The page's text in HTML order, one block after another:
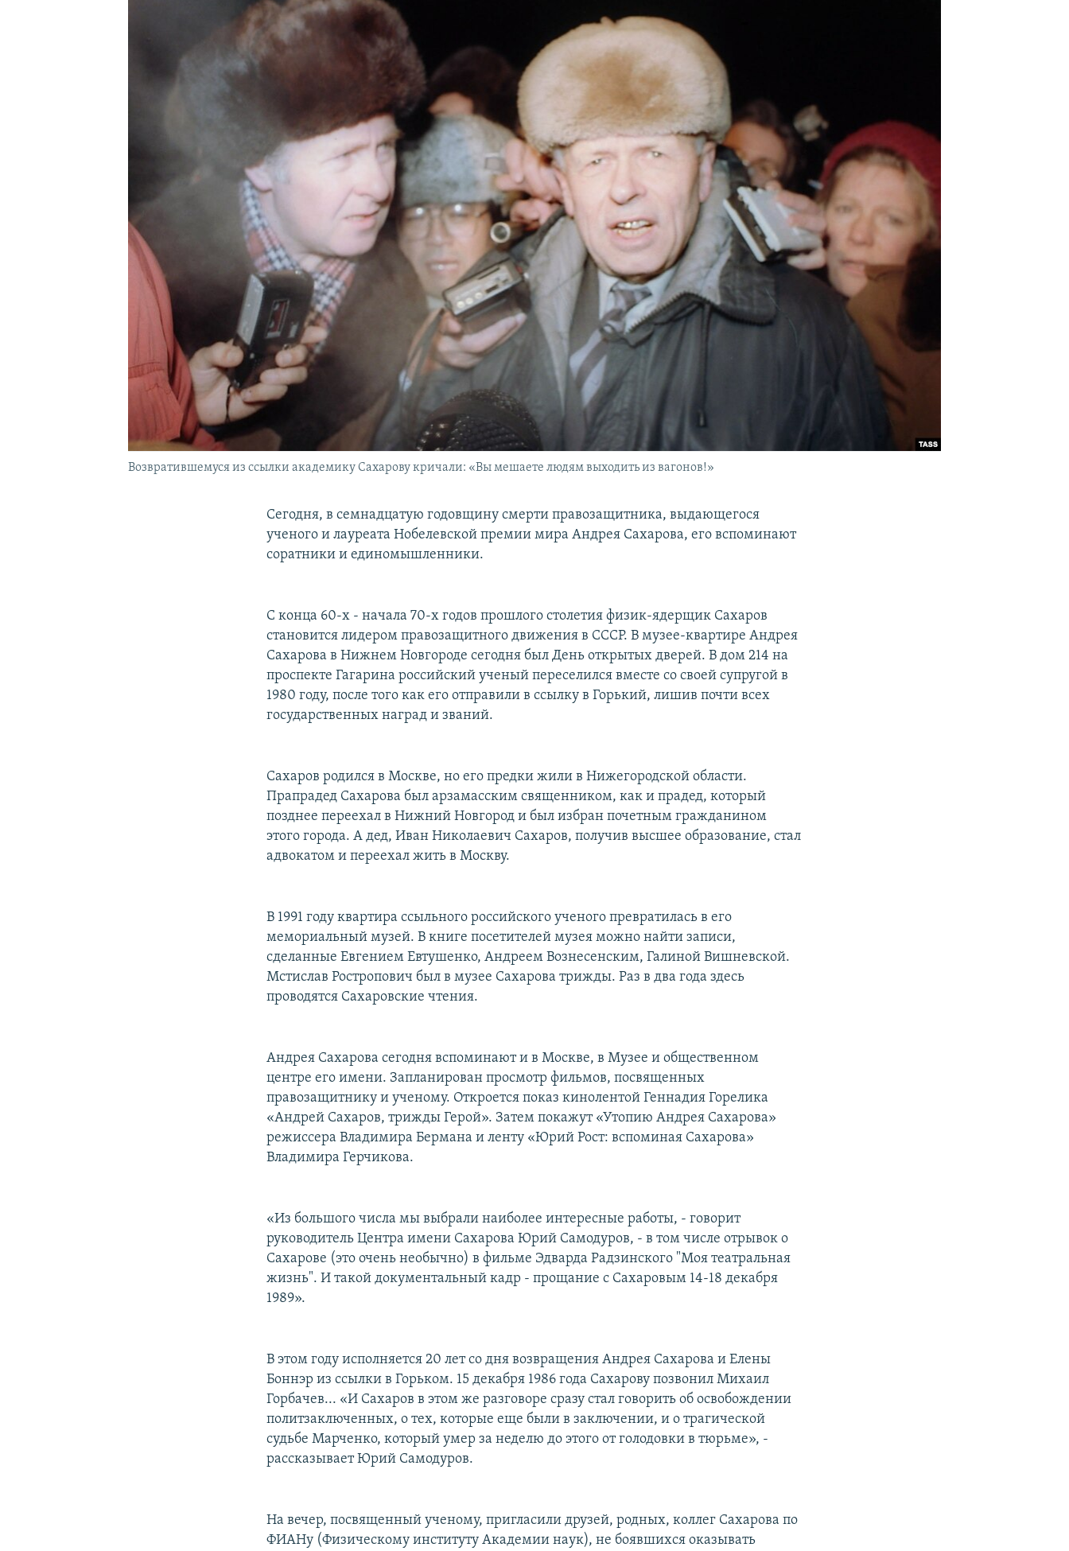
Возвратившемуся из ссылки академику Сахарову кричали: «Вы мешаете людям выходить из вагонов!»
Сегодня, в семнадцатую годовщину смерти правозащитника, выдающегося
ученого и лауреата Нобелевской премии мира Андрея Сахарова, его вспоминают
соратники и единомышленники.
С конца 60-х - начала 70-х годов прошлого столетия физик-ядерщик Сахаров
становится лидером правозащитного движения в СССР. В музее-квартире Андрея
Сахарова в Нижнем Новгороде сегодня был День открытых дверей. В дом 214 на
проспекте Гагарина российский ученый переселился вместе со своей супругой в
1980 году, после того как его отправили в ссылку в Горький, лишив почти всех
государственных наград и званий.
Сахаров родился в Москве, но его предки жили в Нижегородской области.
Прапрадед Сахарова был арзамасским священником, как и прадед, который
позднее переехал в Нижний Новгород и был избран почетным гражданином
этого города. А дед, Иван Николаевич Сахаров, получив высшее образование, стал
адвокатом и переехал жить в Москву.
В 1991 году квартира ссыльного российского ученого превратилась в его
мемориальный музей. В книге посетителей музея можно найти записи,
сделанные Евгением Евтушенко, Андреем Вознесенским, Галиной Вишневской.
Мстислав Ростропович был в музее Сахарова трижды. Раз в два года здесь
проводятся Сахаровские чтения.
Андрея Сахарова сегодня вспоминают и в Москве, в Музее и общественном
центре его имени. Запланирован просмотр фильмов, посвященных
правозащитнику и ученому. Откроется показ кинолентой Геннадия Горелика
«Андрей Сахаров, трижды Герой». Затем покажут «Утопию Андрея Сахарова»
режиссера Владимира Бермана и ленту «Юрий Рост: вспоминая Сахарова»
Владимира Герчикова.
«Из большого числа мы выбрали наиболее интересные работы, - говорит
руководитель Центра имени Сахарова Юрий Самодуров, - в том числе отрывок о
Сахарове (это очень необычно) в фильме Эдварда Радзинского "Моя театральная
жизнь". И такой документальный кадр - прощание с Сахаровым 14-18 декабря
1989».
В этом году исполняется 20 лет со дня возвращения Андрея Сахарова и Елены
Боннэр из ссылки в Горьком. 15 декабря 1986 года Сахарову позвонил Михаил
Горбачев... «И Сахаров в этом же разговоре сразу стал говорить об освобождении
политзаключенных, о тех, которые еще были в заключении, и о трагической
судьбе Марченко, который умер за неделю до этого от голодовки в тюрьме», -
рассказывает Юрий Самодуров.
На вечер, посвященный ученому, пригласили друзей, родных, коллег Сахарова по
ФИАНу (Физическому институту Академии наук), не боявшихся оказывать